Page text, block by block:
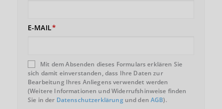
E-MAIL
Mit dem Absenden dieses Formulars erklären Sie
sich damit einverstanden, dass Ihre Daten zur
Bearbeitung Ihres Anliegens verwendet werden
(Weitere Informationen und Widerrufshinweise finden
Sie in der Datenschutzerklärungund denAGB).